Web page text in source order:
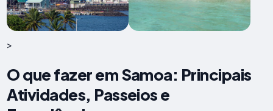
>
O que fazer em Samoa: Principais
Atividades, Passeios e